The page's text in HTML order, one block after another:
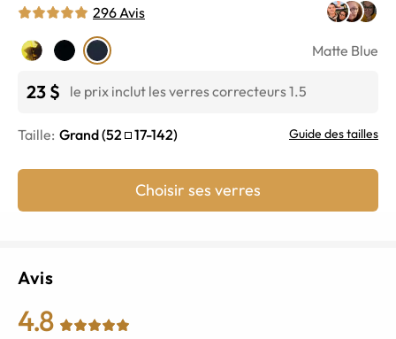
296 Avis
Matte Blue
23 $ le prix inclut les verres correcteurs 1.5
Taille: Grand(52 17-142) Guide des tailles
Choisir ses verres
Avis
4.8